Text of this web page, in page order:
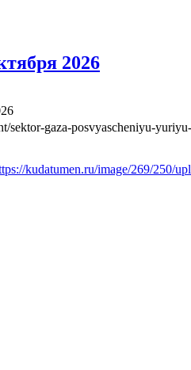
2026
sektor-gaza-posvyascheniyu-
kudatumen.ru/image/269/250/